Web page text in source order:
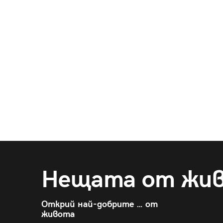
Нещата от
Открий най-добрите … от
живота